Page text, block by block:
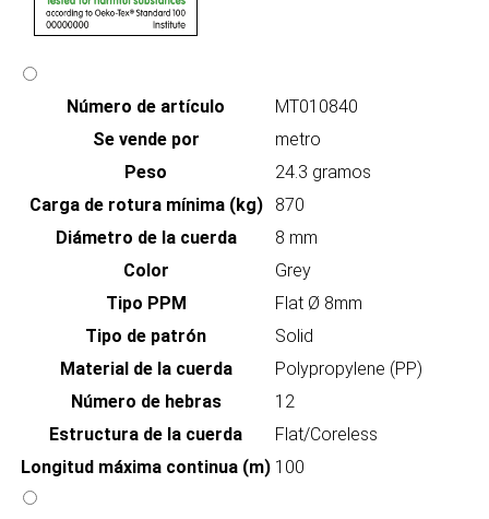
Número de artículo
MT010840
Se vende por
metro
Peso
24.3 gramos
Carga de rotura mínima (kg)
870
Diámetro de la cuerda
8 mm
Color
Grey
Tipo PPM
Flat Ø 8mm
Tipo de patrón
Solid
Material de la cuerda
Polypropylene (PP)
Número de hebras
12
Estructura de la cuerda
Flat/Coreless
Longitud máxima continua (m) 100